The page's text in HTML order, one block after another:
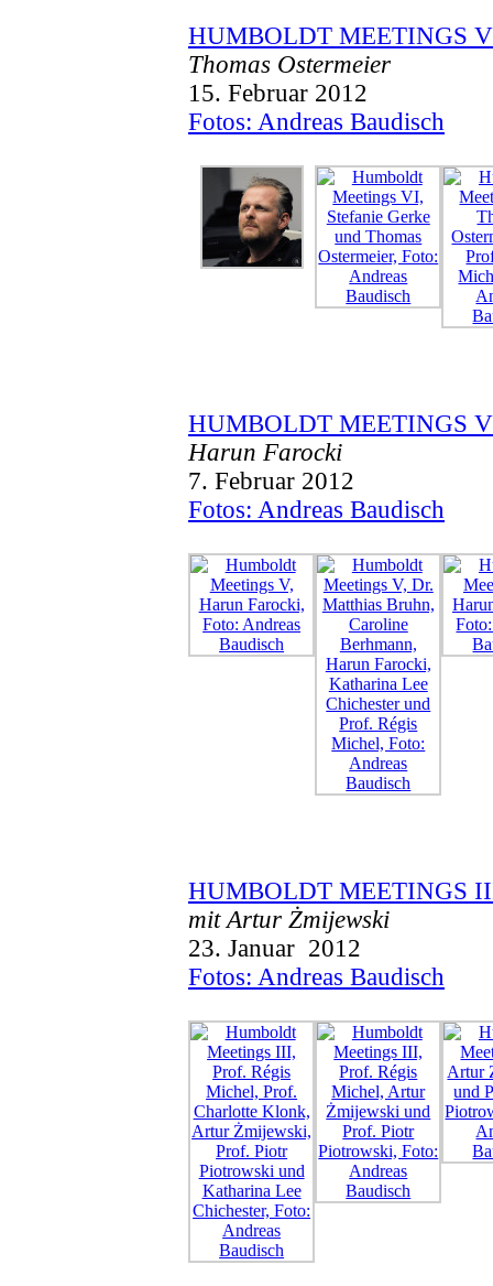
HUMBOLDT MEETINGS
Thomas Ostermeier
15. Februar 2012
Fotos: Andreas Baudisch
HUMBOLDT MEETINGS
Harun Farocki
7. Februar 2012
Fotos: Andreas Baudisch
HUMBOLDT MEETINGS
mit Artur Żmijewski
23. Januar 2012
Fotos: Andreas Baudisch